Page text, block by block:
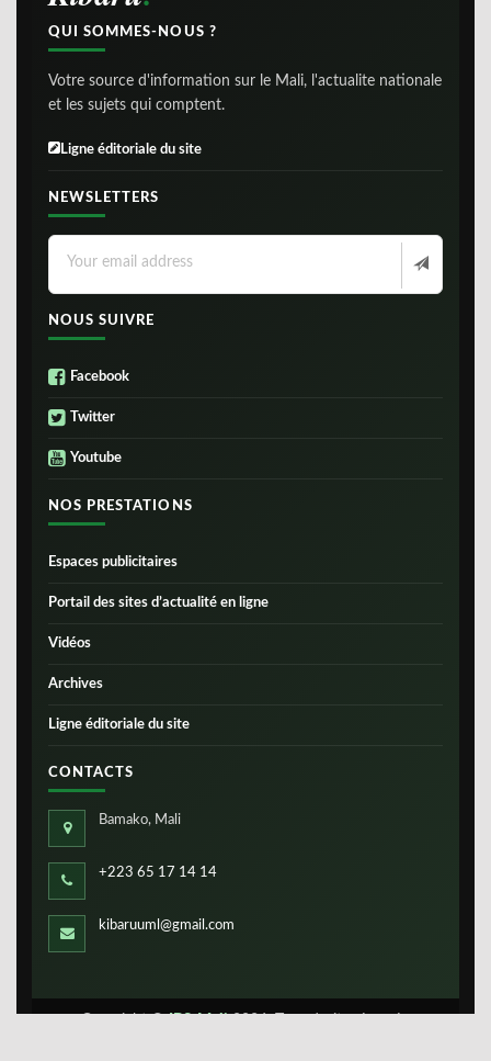
QUI SOMMES-NOUS ?
Votre source d'information sur le Mali, l'actualite nationale
et les sujets qui comptent.
Ligne éditoriale du site
NEWSLETTERS
NOUS SUIVRE
Facebook
Twitter
Youtube
NOS PRESTATIONS
Espaces publicitaires
Portail des sites d’actualité en ligne
Vidéos
Archives
Ligne éditoriale du site
CONTACTS
Bamako, Mali
+223 65 17 14 14
kibaruuml@gmail.com